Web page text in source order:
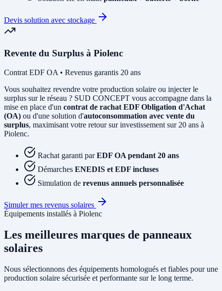
Devis solution avec stockage
Revente du Surplus à Piolenc
Contrat EDF OA • Revenus garantis 20 ans
Vous souhaitez revendre votre production solaire ou injecter le
surplus sur le réseau ? SUD CONCEPT vous accompagne dans la
mise en place d'un contrat de rachat EDF Obligation d'Achat
(OA) ou d'une solution d'autoconsommation avec vente du
surplus, maximisant votre retour sur investissement sur 20 ans à
Piolenc.
Rachat garanti parEDF OA pendant 20 ans
Démarches ENEDIS et EDF incluses
Simulation de revenus annuels personnalisée
Simuler mes revenus solaires
Équipements installés à Piolenc
Les meilleures marques de panneaux
solaires
Nous sélectionnons des équipements homologués et fiables pour une
production solaire sécurisée et performante sur le long terme.